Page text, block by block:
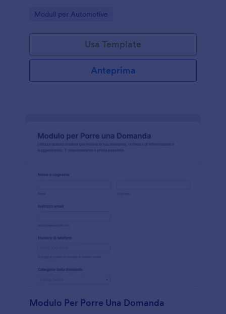
ordinata.
Go to Category:
Moduli per Automotive
Usa Template
Anteprima
Modulo Per Porre Una Domanda